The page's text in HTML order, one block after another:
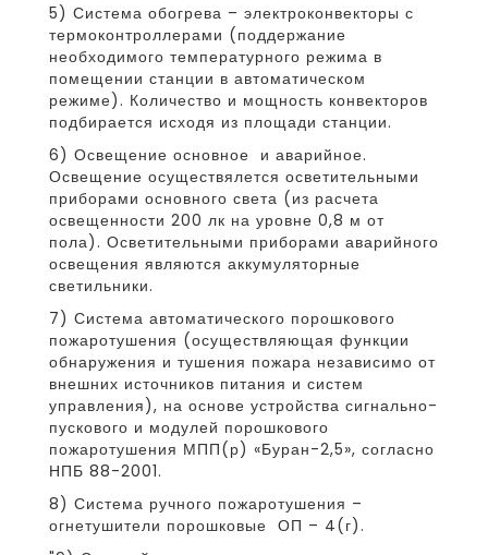
5) Система обогрева – электроконвекторы с
термоконтроллерами (поддержание
необходимого температурного режима в
помещении станции в автоматическом
режиме). Количество и мощность конвекторов
подбирается исходя из площади станции.
6) Освещение основное и аварийное.
Освещение осуществялется осветительными
приборами основного света (из расчета
освещенности 200 лк на уровне 0,8 м от
пола). Осветительными приборами аварийного
освещения являются аккумуляторные
светильники.
7) Система автоматического порошкового
пожаротушения (осуществляющая функции
обнаружения и тушения пожара независимо от
внешних источников питания и систем
управления), на основе устройства сигнально-
пускового и модулей порошкового
пожаротушения МПП(р) «Буран-2,5», согласно
НПБ 88-2001.
8) Система ручного пожаротушения –
огнетушители порошковые ОП – 4(г).